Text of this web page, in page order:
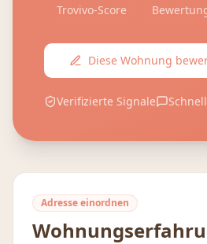
Trovivo-Score
Diese Wohnung
Verifizierte Signale
Adresse einordnen